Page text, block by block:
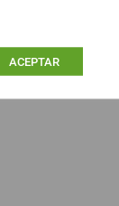
ACEPTAR